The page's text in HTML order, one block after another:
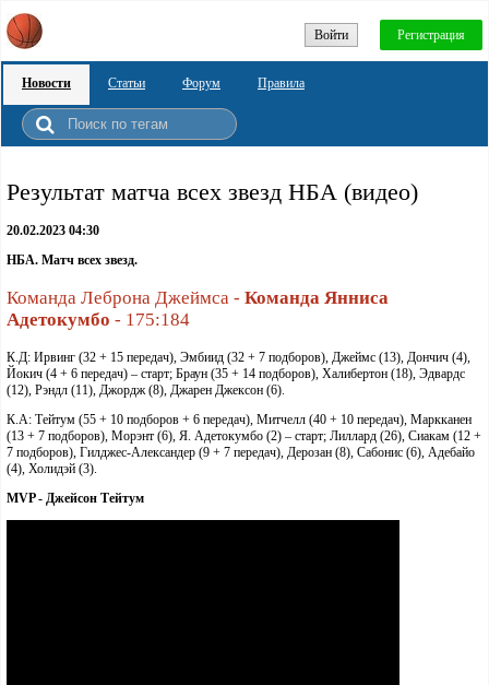
Войти Регистрация
Новости Статьи Форум Правила
Результат матча всех звезд НБА (видео)
20.02.2023 04:30
НБА. Матч всех звезд.
Команда Леброна Джеймса - Команда Янниса
Адетокумбо - 175:184
К.Д: Ирвинг (32 + 15 передач), Эмбиид (32 + 7 подборов), Джеймс (13), Дончич (4),
Йокич (4 + 6 передач) – старт; Браун (35 + 14 подборов), Халибертон (18), Эдвардс
(12), Рэндл (11), Джордж (8), Джарен Джексон (6).
К.А: Тейтум (55 + 10 подборов + 6 передач), Митчелл (40 + 10 передач), Маркканен
(13 + 7 подборов), Морэнт (6), Я. Адетокумбо (2) – старт; Лиллард (26), Сиакам (12 +
7 подборов), Гилджес-Александер (9 + 7 передач), Дерозан (8), Сабонис (6), Адебайо
(4), Холидэй (3).
MVP - Джейсон Тейтум